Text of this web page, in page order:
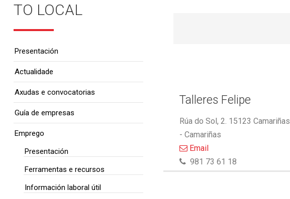
Talleres Felipe
Rúa do Sol, 2. 15123 Camariñas
- Camariñas
Email
981 73 61 18
TO LOCAL
Presentación
Actualidade
Axudas e convocatorias
Guía de empresas
Emprego
Presentación
Ferramentas e recursos
Información laboral útil